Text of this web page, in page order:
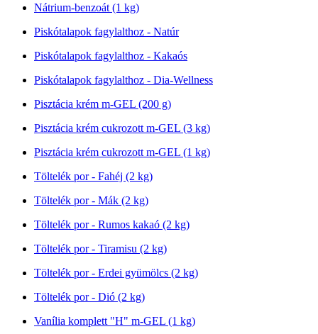
Nátrium-benzoát (1 kg)
Piskótalapok fagylalthoz - Natúr
Piskótalapok fagylalthoz - Kakaós
Piskótalapok fagylalthoz - Dia-Wellness
Pisztácia krém m-GEL (200 g)
Pisztácia krém cukrozott m-GEL (3 kg)
Pisztácia krém cukrozott m-GEL (1 kg)
Töltelék por - Fahéj (2 kg)
Töltelék por - Mák (2 kg)
Töltelék por - Rumos kakaó (2 kg)
Töltelék por - Tiramisu (2 kg)
Töltelék por - Erdei gyümölcs (2 kg)
Töltelék por - Dió (2 kg)
Vanília komplett "H" m-GEL (1 kg)